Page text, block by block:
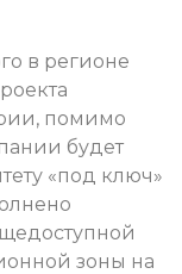
в регионе
помимо
будет
«под ключ»
зоны на